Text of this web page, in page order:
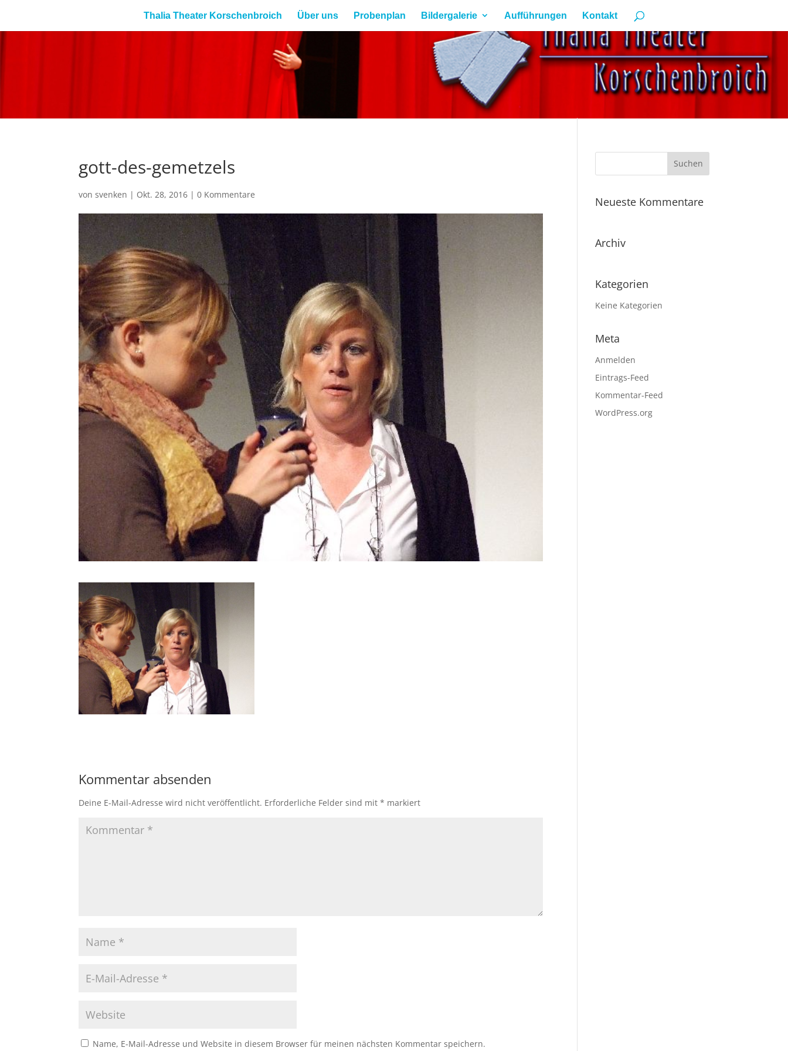
Thalia Theater Korschenbroich Über uns Probenplan Bildergalerie Aufführungen Kontakt
gott-des-gemetzels
vonsvenken | Okt. 28, 2016 |0 Kommentare
Kommentar absenden
Deine E-Mail-Adresse wird nicht veröffentlicht. Erforderliche Felder sind mit* markiert
Name, E-Mail-Adresse und Website in diesem Browser für meinen nächsten Kommentar speichern.
Neueste Kommentare
Archiv
Kategorien
Keine Kategorien
Meta
Anmelden
Eintrags-Feed
Kommentar-Feed
WordPress.org